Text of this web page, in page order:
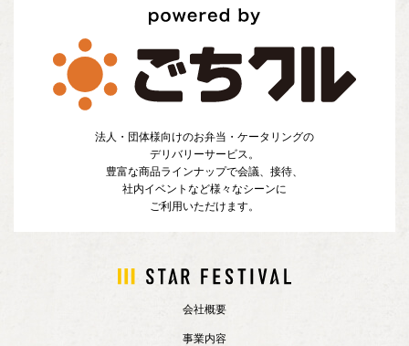
法人・団体様向けのお弁当・ケータリングの
デリバリーサービス。
豊富な商品ラインナップで会議、接待、
社内イベントなど様々なシーンに
ご利用いただけます。
会社概要
事業内容